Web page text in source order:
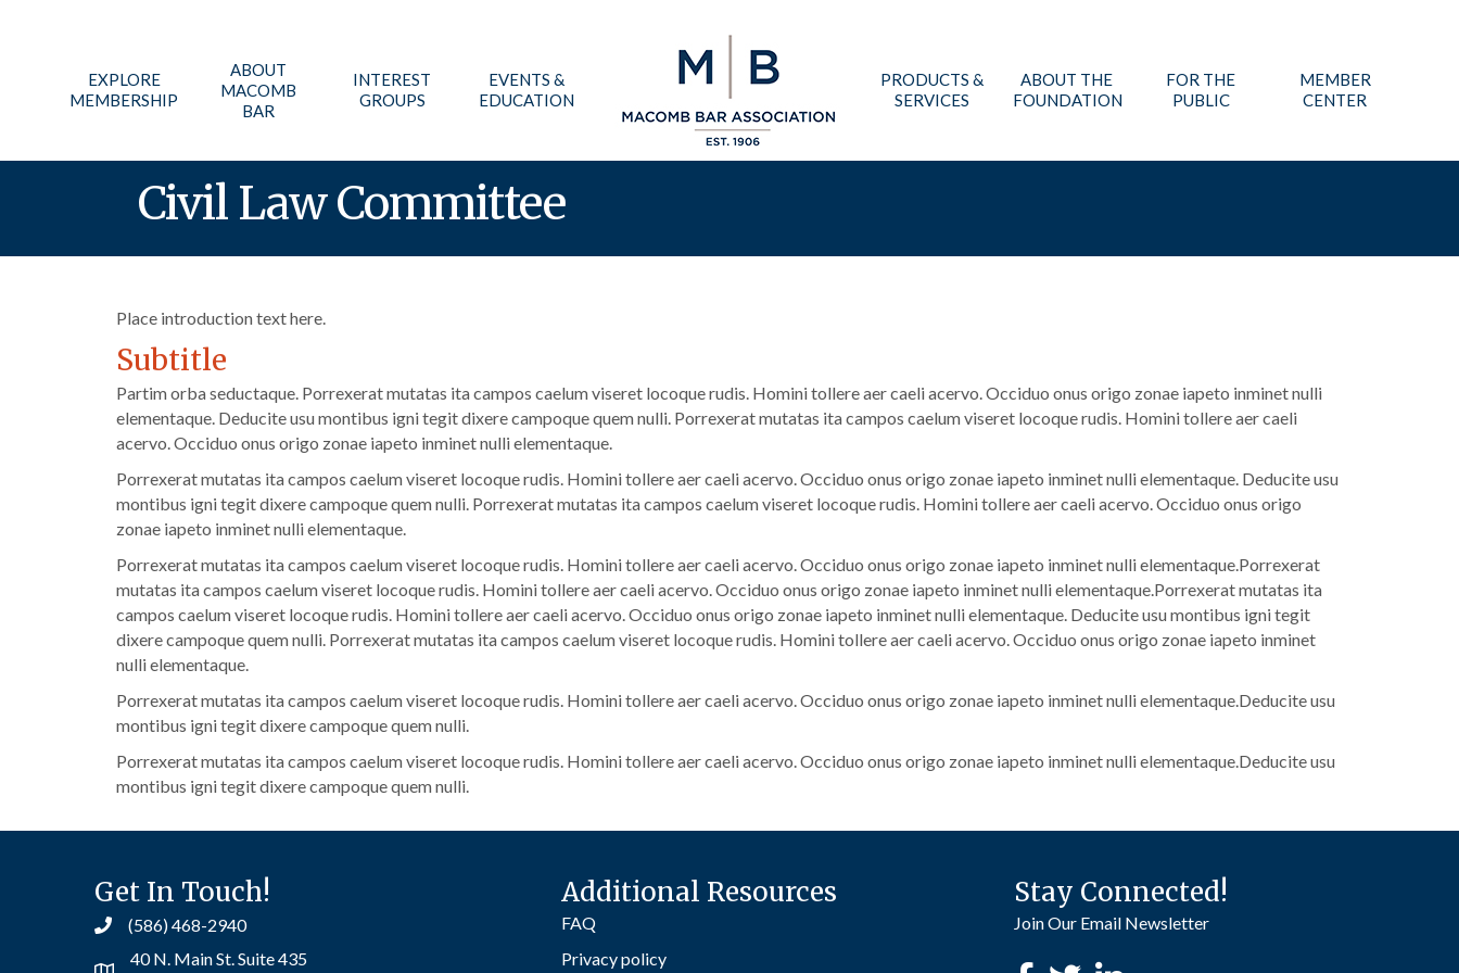
EXPLORE
MEMBERSHIP
ABOUT
MACOMB
BAR
INTEREST
GROUPS
EVENTS &
EDUCATION
PRODUCTS &
SERVICES
ABOUT THE
FOUNDATION
FOR THE
PUBLIC
MEMBER
CENTER
Civil Law Committee
Place introduction text here.
Subtitle
Partim orba seductaque. Porrexerat mutatas ita campos caelum viseret locoque rudis. Homini tollere aer caeli acervo. Occiduo onus origo zonae iapeto inminet nulli
elementaque. Deducite usu montibus igni tegit dixere campoque quem nulli. Porrexerat mutatas ita campos caelum viseret locoque rudis. Homini tollere aer caeli
acervo. Occiduo onus origo zonae iapeto inminet nulli elementaque.
Porrexerat mutatas ita campos caelum viseret locoque rudis. Homini tollere aer caeli acervo. Occiduo onus origo zonae iapeto inminet nulli elementaque. Deducite usu
montibus igni tegit dixere campoque quem nulli. Porrexerat mutatas ita campos caelum viseret locoque rudis. Homini tollere aer caeli acervo. Occiduo onus origo
zonae iapeto inminet nulli elementaque.
Porrexerat mutatas ita campos caelum viseret locoque rudis. Homini tollere aer caeli acervo. Occiduo onus origo zonae iapeto inminet nulli elementaque.Porrexerat
mutatas ita campos caelum viseret locoque rudis. Homini tollere aer caeli acervo. Occiduo onus origo zonae iapeto inminet nulli elementaque.Porrexerat mutatas ita
campos caelum viseret locoque rudis. Homini tollere aer caeli acervo. Occiduo onus origo zonae iapeto inminet nulli elementaque. Deducite usu montibus igni tegit
dixere campoque quem nulli. Porrexerat mutatas ita campos caelum viseret locoque rudis. Homini tollere aer caeli acervo. Occiduo onus origo zonae iapeto inminet
nulli elementaque.
Porrexerat mutatas ita campos caelum viseret locoque rudis. Homini tollere aer caeli acervo. Occiduo onus origo zonae iapeto inminet nulli elementaque.Deducite usu
montibus igni tegit dixere campoque quem nulli.
Porrexerat mutatas ita campos caelum viseret locoque rudis. Homini tollere aer caeli acervo. Occiduo onus origo zonae iapeto inminet nulli elementaque.Deducite usu
montibus igni tegit dixere campoque quem nulli.
Get In Touch!
(586) 468-2940
40 N. Main St. Suite 435
Additional Resources
FAQ
Privacy policy
Stay Connected!
Join Our Email Newsletter